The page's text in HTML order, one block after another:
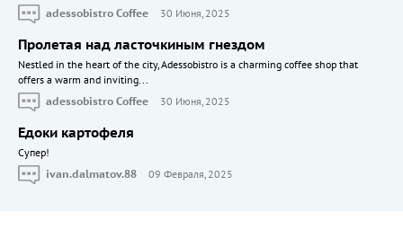
adessobistro Coffee
30 Июня, 2025
Пролетая над ласточкиным гнездом
Nestled in the heart of the city, Adessobistro is a charming coffee shop that
offers a warm and inviting...
adessobistro Coffee
30 Июня, 2025
Едоки картофеля
Cупер!
ivan.dalmatov.88
09 Февраля, 2025